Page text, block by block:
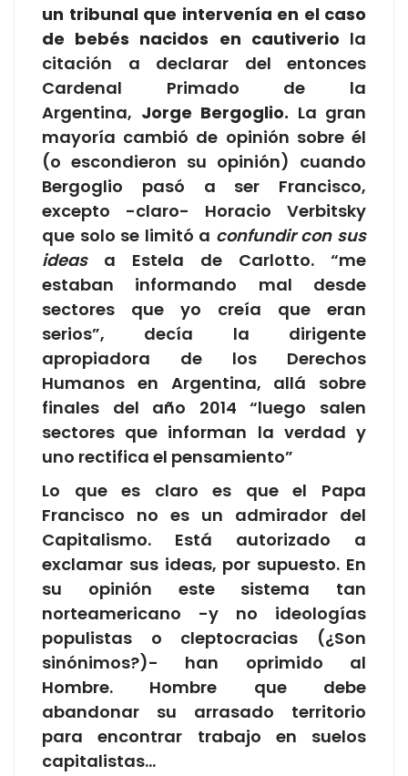
un tribunal que intervenía en el caso
de bebés nacidos en cautiverio la
citación a declarar del entonces
Cardenal Primado de la
Argentina, Jorge Bergoglio. La gran
mayoría cambió de opinión sobre él
(o escondieron su opinión) cuando
Bergoglio pasó a ser Francisco,
excepto -claro- Horacio Verbitsky
que solo se limitó a confundir con sus
ideasa Estela de Carlotto. “me
estaban informando mal desde
sectores que yo creía que eran
serios”, decía la dirigente
apropiadora de los Derechos
Humanos en Argentina, allá sobre
finales del año 2014 “luego salen
sectores que informan la verdad y
uno rectifica el pensamiento”
Lo que es claro es que el Papa
Francisco no es un admirador del
Capitalismo. Está autorizado a
exclamar sus ideas, por supuesto. En
su opinión este sistema tan
norteamericano -y no ideologías
populistas o cleptocracias (¿Son
sinónimos?)- han oprimido al
Hombre. Hombre que debe
abandonar su arrasado territorio
para encontrar trabajo en suelos
capitalistas…